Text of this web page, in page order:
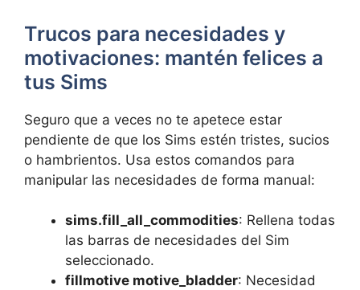
Trucos para necesidades y
motivaciones: mantén felices a
tus Sims
Seguro que a veces no te apetece estar
pendiente de que los Sims estén tristes, sucios
o hambrientos. Usa estos comandos para
manipular las necesidades de forma manual:
sims.fill_all_commodities: Rellena todas
las barras de necesidades del Sim
seleccionado.
fillmotive motive_bladder: Necesidad